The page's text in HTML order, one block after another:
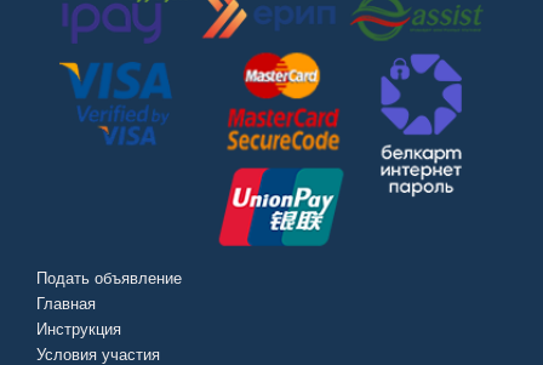
Подать объявление
Главная
Инструкция
Условия участия